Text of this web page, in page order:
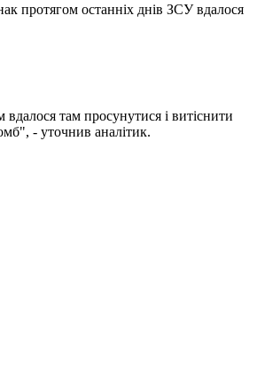
протягом останніх днів ЗСУ вдалося
там просунутися і витіснити
- уточнив аналітик.